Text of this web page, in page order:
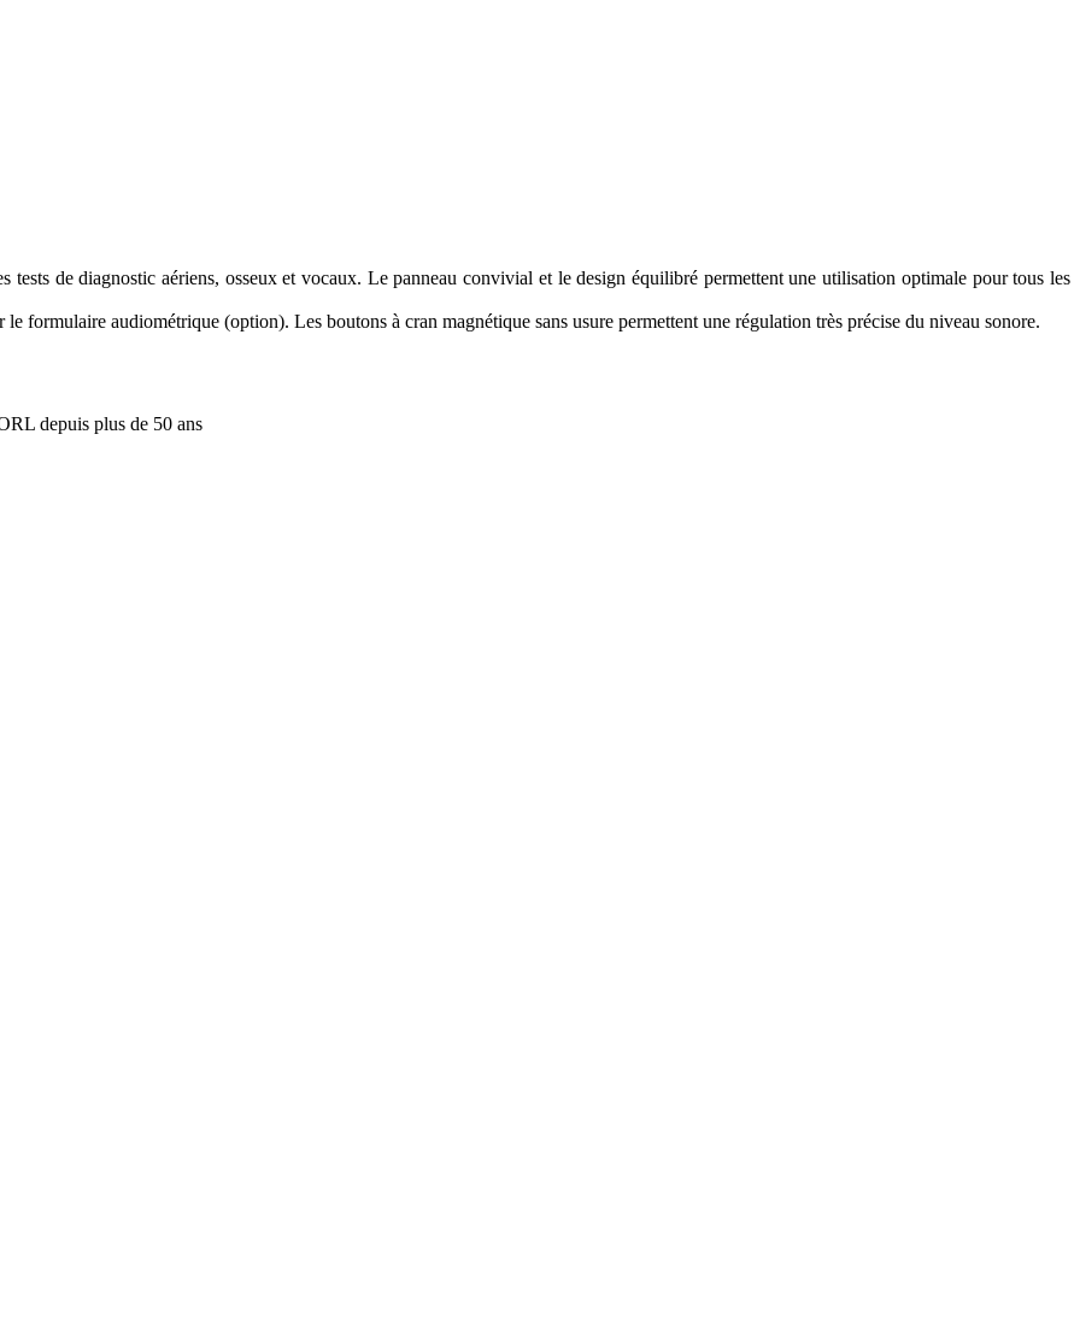
de diagnostic aériens, osseux et vocaux. Le panneau convivial et le design équilibré permettent une utilisation optimale pour tous les
formulaire audiométrique (option). Les boutons à cran magnétique sans usure permettent une régulation très précise du niveau sonore.
depuis plus de 50 ans